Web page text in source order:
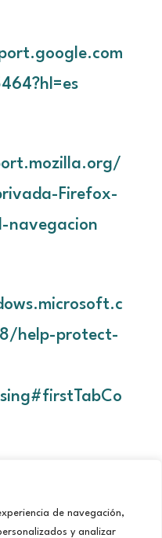
de navegación,
y analizar
Firefox-
navegacion
help-protect-